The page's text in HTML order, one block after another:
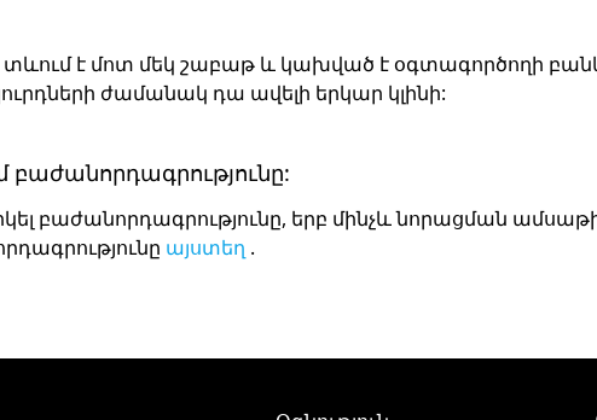
է մոտ մեկ շաբաթ և կախված է օգտագործողի
ժամանակ դա ավելի երկար կլինի:
բաժանորդագրությունը:
բաժանորդագրությունը, երբ մինչև նորացման
այստեղ .